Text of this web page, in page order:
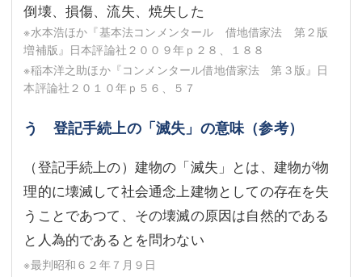
倒壊、損傷、流失、焼失した
※水本浩ほか『基本法コンメンタール 借地借家法 第２版
増補版』日本評論社２００９年ｐ２８、１８８
※稲本洋之助ほか『コンメンタール借地借家法 第３版』日
本評論社２０１０年ｐ５６、５７
う 登記手続上の「滅失」の意味（参考）
（登記手続上の）建物の「滅失」とは、建物が物
理的に壊滅して社会通念上建物としての存在を失
うことであつて、その壊滅の原因は自然的である
と人為的であるとを問わない
※最判昭和６２年７月９日